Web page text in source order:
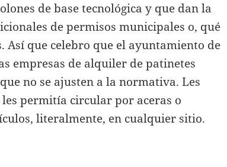
de base tecnológica y que dan la
de permisos municipales o, qué
Así que celebro que el ayuntamiento de
empresas de alquiler de patinetes
no se ajusten a la normativa. Les
permitía circular por aceras o
literalmente, en cualquier sitio.